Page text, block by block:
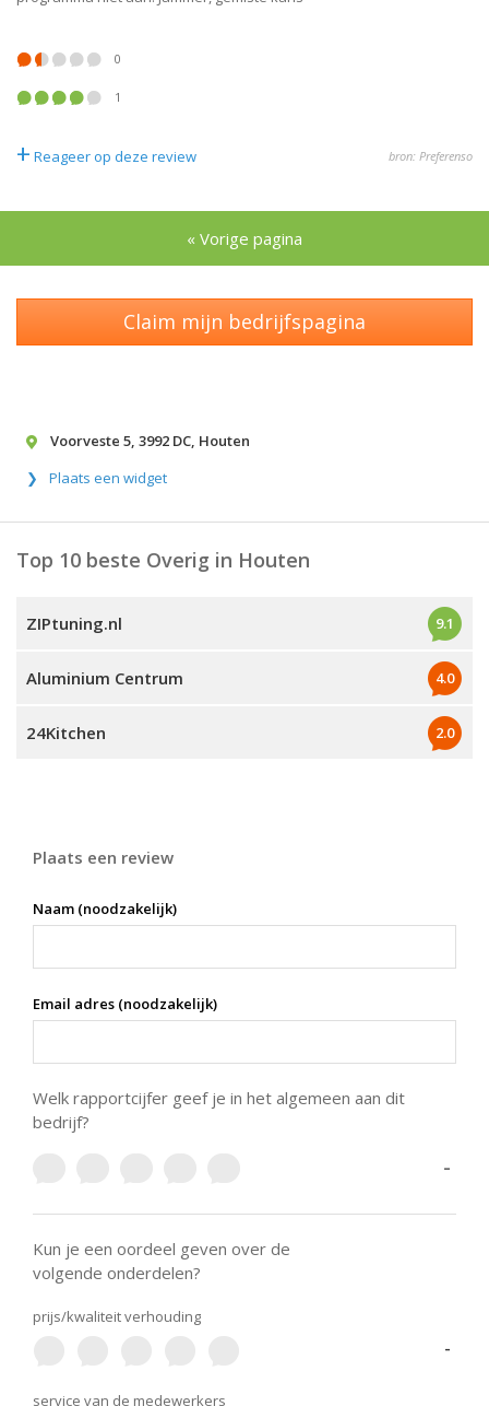
0
1
+ Reageer op deze review bron: Preferenso
« Vorige pagina
Claim mijn bedrijfspagina
Voorveste 5, 3992 DC, Houten
Plaats een widget
Top 10 beste Overig in Houten
ZIPtuning.nl 9.1
Aluminium Centrum 4.0
24Kitchen 2.0
Plaats een review
Naam (noodzakelijk)
Email adres (noodzakelijk)
Welk rapportcijfer geef je in het algemeen aan dit
bedrijf?
-
Kun je een oordeel geven over de
volgende onderdelen?
prijs/kwaliteit verhouding
-
service van de medewerkers